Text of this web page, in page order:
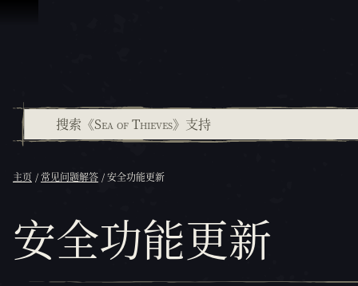
主页 常见问题解答 安全功能更新
安全功能更新